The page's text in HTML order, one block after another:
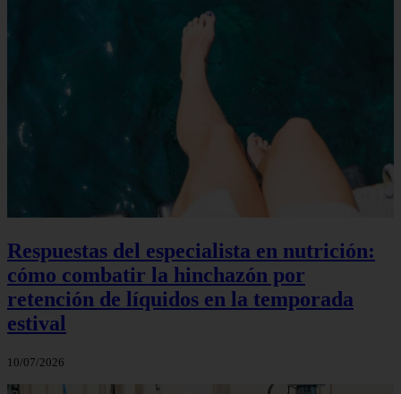
Respuestas del especialista en nutrición:
cómo combatir la hinchazón por
retención de líquidos en la temporada
estival
10/07/2026